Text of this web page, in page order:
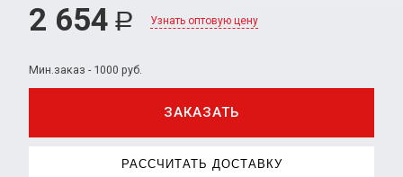
2 654 Р Узнать оптовую цену
Мин.заказ - 1000 руб.
ЗАКАЗАТЬ
РАССЧИТАТЬ ДОСТАВКУ